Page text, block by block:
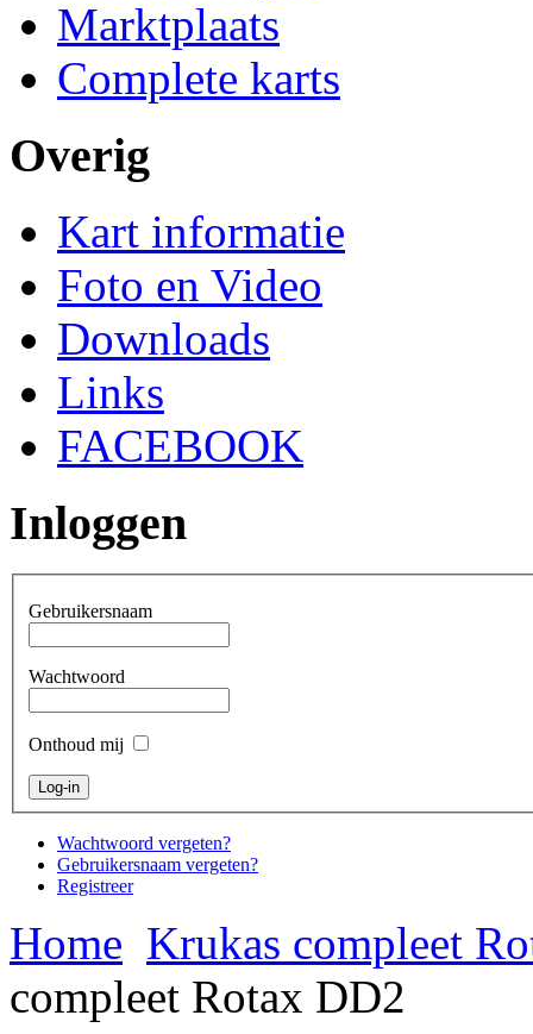
Marktplaats
Complete karts
Overig
Kart informatie
Foto en Video
Downloads
Links
FACEBOOK
Inloggen
Gebruikersnaam
Wachtwoord
Onthoud mij
Wachtwoord vergeten?
Gebruikersnaam vergeten?
Registreer
Home Krukas compleet
compleet Rotax DD2